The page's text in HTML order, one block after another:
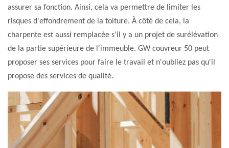
assurer sa fonction. Ainsi, cela va permettre de limiter les
risques d'effondrement de la toiture. À côté de cela, la
charpente est aussi remplacée s'il y a un projet de surélévation
de la partie supérieure de l'immeuble. GW couvreur 50 peut
proposer ses services pour faire le travail et n'oubliez pas qu'il
propose des services de qualité.